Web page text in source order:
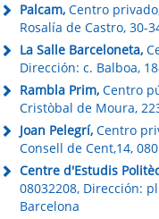
Palcam, Centro
Rosalía de Castro, 30-
La Salle Barceloneta,
Dirección: c. Balboa,
Rambla Prim, Centro
Cristòbal de Moura,
Joan Pelegrí, Centro
Consell de Cent,14,
Centre d'Estudis
08032208, Dirección:
Barcelona